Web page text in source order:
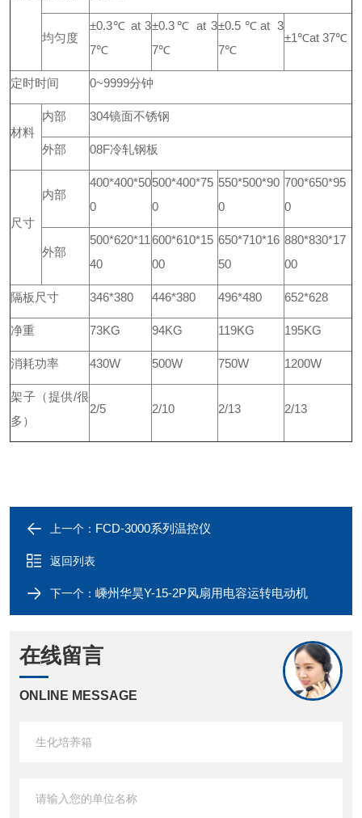
均匀度
±0.3℃ at 3
7℃
±0.3℃ at 3
7℃
±0.5℃at 3
7℃
±1℃at 37℃
定时时间 0~9999分钟
材料
内部 304镜面不锈钢
外部 08F冷轧钢板
尺寸
内部
400*400*50
0
500*400*75
0
550*500*90
0
700*650*95
0
外部
500*620*11
40
600*610*15
00
650*710*16
50
880*830*17
00
隔板尺寸 346*380 446*380 496*480 652*628
净重 73KG 94KG 119KG 195KG
消耗功率 430W 500W 750W 1200W
架子（提供/很
多）
2/5 2/10 2/13 2/13
上一个： FCD-3000系列温控仪
返回列表
下一个： 嵊州华昊Y-15-2P风扇用电容运转电动机
在线留言
ONLINE MESSAGE